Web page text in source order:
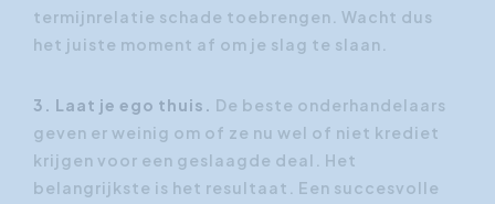
termijnrelatie schade toebrengen. Wacht dus
het juiste moment af om je slag te slaan.
3. Laat je ego thuis. De beste onderhandelaars
geven er weinig om of ze nu wel of niet krediet
krijgen voor een geslaagde deal. Het
belangrijkste is het resultaat. Een succesvolle